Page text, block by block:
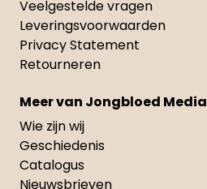
Veelgestelde vragen
Leveringsvoorwaarden
Privacy Statement
Retourneren
Meer van Jongbloed Media
Wie zijn wij
Geschiedenis
Catalogus
Nieuwsbrieven